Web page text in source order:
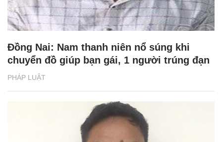
PHÁP LUẬT
Đồng Nai: Nam thanh niên nổ súng khi
chuyển đồ giúp bạn gái, 1 người trúng đạn